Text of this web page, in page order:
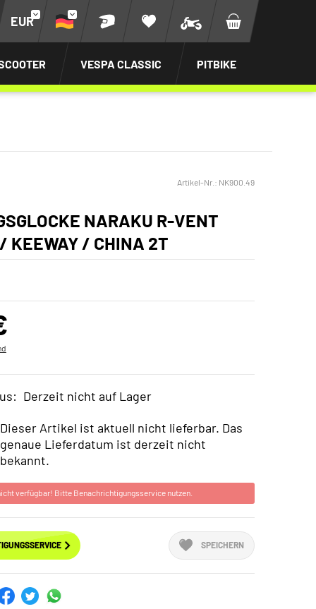
EUR
VESPA CLASSIC PITBIKE
Artikel-Nr.: NK900.49
NARAKU R-VENT
/ KEEWAY / CHINA 2T
Derzeit nicht auf Lager
Dieser Artikel ist aktuell nicht lieferbar. Das
genaue Lieferdatum ist derzeit nicht
bekannt.
verfügbar! Bitte Benachrichtigungsservice nutzen.
SPEICHERN